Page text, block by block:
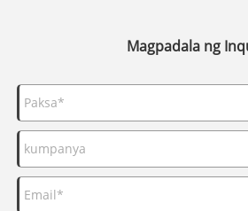
Magpadala ng